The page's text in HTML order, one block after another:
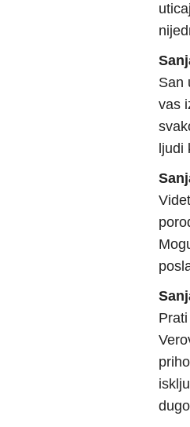
San
vas
ljudi